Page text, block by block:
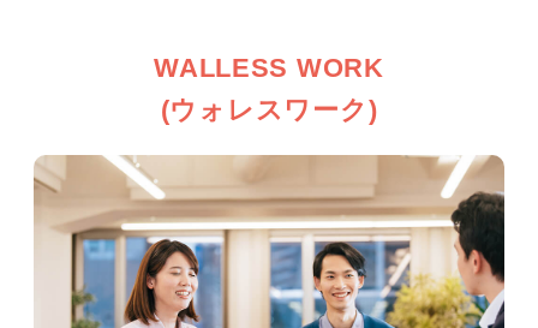
WALLESS WORK
(ウォレスワーク)